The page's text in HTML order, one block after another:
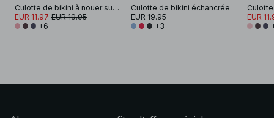
Culotte de bikini à nouer sur le côté
EUR 11.97 EUR 19.95
+6
Culotte de bikini échancrée
EUR 19.95
+3
EUR